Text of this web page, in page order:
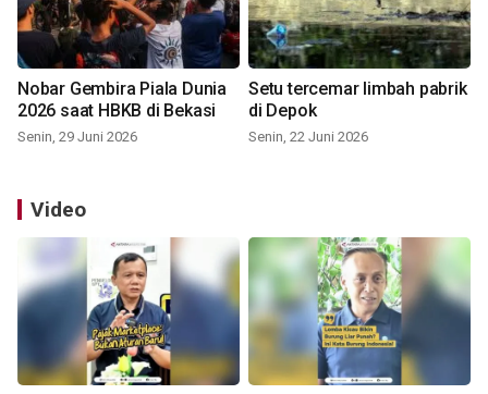
Nobar Gembira Piala Dunia
2026 saat HBKB di Bekasi
Senin, 29 Juni 2026
Setu tercemar limbah pabrik
di Depok
Senin, 22 Juni 2026
Video